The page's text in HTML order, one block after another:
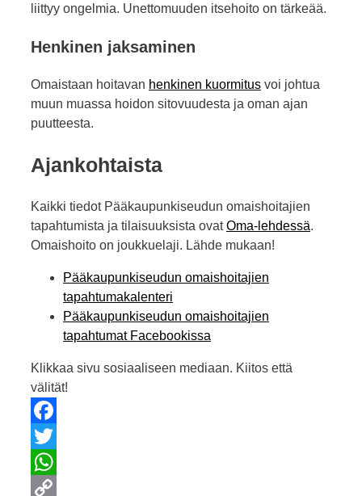
liittyy ongelmia. Unettomuuden itsehoito on tärkeää.
Henkinen jaksaminen
Omaistaan hoitavan henkinen kuormitus voi johtua
muun muassa hoidon sitovuudesta ja oman ajan
puutteesta.
Ajankohtaista
Kaikki tiedot Pääkaupunkiseudun omaishoitajien
tapahtumista ja tilaisuuksista ovatOma-lehdessä.
Omaishoito on joukkuelaji. Lähde mukaan!
Pääkaupunkiseudun omaishoitajien
tapahtumakalenteri
Pääkaupunkiseudun omaishoitajien
tapahtumat Facebookissa
Klikkaa sivu sosiaaliseen mediaan. Kiitos että
välität!
Facebook
Twitter
WhatsApp